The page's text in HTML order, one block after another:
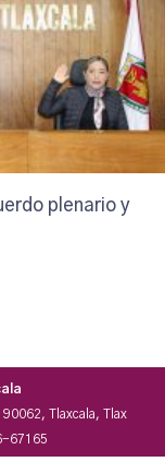
plenario y
90062, Tlaxcala, Tlax
67165